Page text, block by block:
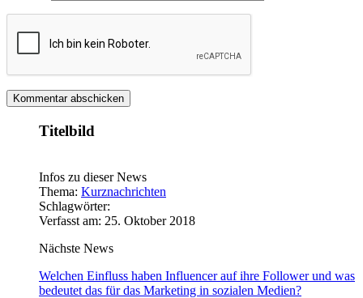
Titelbild
Infos zu dieser News
Thema: Kurznachrichten
Schlagwörter:
Verfasst am: 25. Oktober 2018
Nächste News
Welchen Einfluss haben Influencer auf ihre Follower und was
bedeutet das für das Marketing in sozialen Medien?